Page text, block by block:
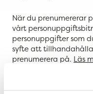
När du prenumererar
vårt
personuppgifter som
syfte att
prenumerera på. Läs